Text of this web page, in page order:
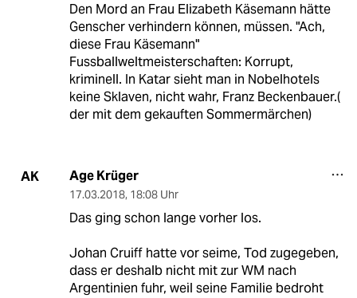
Den Mord an Frau Elizabeth Käsemann hätte
Genscher verhindern können, müssen. "Ach,
diese Frau Käsemann"
Fussballweltmeisterschaften: Korrupt,
kriminell. In Katar sieht man in Nobelhotels
keine Sklaven, nicht wahr, Franz Beckenbauer.(
der mit dem gekauften Sommermärchen)
AK Age Krüger
17.03.2018, 18:08 Uhr
Das ging schon lange vorher los.
Johan Cruiff hatte vor seime, Tod zugegeben,
dass er deshalb nicht mit zur WM nach
Argentinien fuhr, weil seine Familie bedroht